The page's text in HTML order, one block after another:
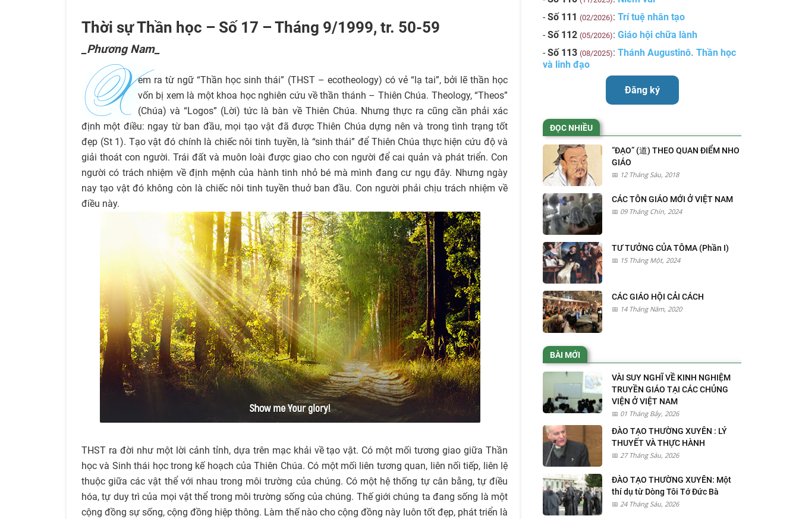
Thời sự Thần học – Số 17 – Tháng 9/1999, tr. 50-59
_Phương Nam_
X em ra từ ngữ “Thần học sinh thái” (THST – ecotheology) có vẻ “lạ tai”, bởi lẽ thần học
vốn bị xem là một khoa học nghiên cứu về thần thánh – Thiên Chúa. Theology, “Theos”
(Chúa) và “Logos” (Lời) tức là bàn về Thiên Chúa. Nhưng thực ra cũng cần phải xác
định một điều: ngay từ ban đầu, mọi tạo vật đã được Thiên Chúa dựng nên và trong tình trạng tốt
đẹp (St 1). Tạo vật đó chính là chiếc nôi tinh tuyền, là “sinh thái” để Thiên Chúa thực hiện cứu độ và
giải thoát con người. Trái đất và muôn loài được giao cho con người để cai quản và phát triển. Con
người có trách nhiệm về định mệnh của hành tinh nhỏ bé mà mình đang cư ngụ đây. Nhưng ngày
nay tạo vật đó không còn là chiếc nôi tinh tuyền thuở ban đầu. Con người phải chịu trách nhiệm về
điều này.
THST ra đời như một lời cảnh tỉnh, dựa trên mạc khải về tạo vật. Có một mối tương giao giữa Thần
học và Sinh thái học trong kế hoạch của Thiên Chúa. Có một mối liên tương quan, liên nối tiếp, liên lệ
thuộc giữa các vật thể với nhau trong môi trường của chúng. Có một hệ thống tự cân bằng, tự điều
hóa, tự duy trì của mọi vật thể trong môi trường sống của chúng. Thế giới chúng ta đang sống là một
cộng đồng sự sống, cộng đồng hiệp thông. Làm thế nào cho cộng đồng này luôn tốt đẹp, phát triển là
- Số 111 (02/2026): Trí tuệ nhân tạo
- Số 112 (05/2026): Giáo hội chữa lành
- Số 113 (08/2025): Thánh Augustinô. Thần học
và linh đạo
Đăng ký
ĐỌC NHIỀU
“ĐẠO” (道) THEO QUAN ĐIỂM NHO
GIÁO
12 Tháng Sáu, 2018
CÁC TÔN GIÁO MỚI Ở VIỆT NAM
09 Tháng Chín, 2024
TƯ TƯỞNG CỦA TÔMA (Phần I)
15 Tháng Một, 2024
CÁC GIÁO HỘI CẢI CÁCH
14 Tháng Năm, 2020
BÀI MỚI
VÀI SUY NGHĨ VỀ KINH NGHIỆM
TRUYỀN GIÁO TẠI CÁC CHỦNG
VIỆN Ở VIỆT NAM
01 Tháng Bảy, 2026
ĐÀO TẠO THƯỜNG XUYÊN : LÝ
THUYẾT VÀ THỰC HÀNH
27 Tháng Sáu, 2026
ĐÀO TẠO THƯỜNG XUYÊN: Một
thí dụ từ Dòng Tôi Tớ Đức Bà
24 Tháng Sáu, 2026